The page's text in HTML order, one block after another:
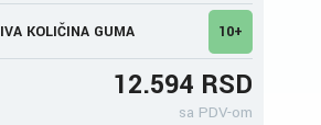
KOLIČINA GUMA 10+
12.594 RSD
sa PDV-om